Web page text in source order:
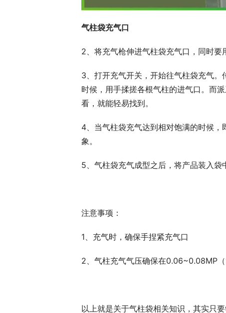
气柱袋充气口
2、将充气枪伸进气柱袋充气口，同时要
3、打开充气开关，开始往气柱袋充气
时候，用手揉搓各根气柱的进气口。而
看，就能轻易找到。
4、当气柱袋充气达到相对饱满的时候
象。
5、气柱袋充气成型之后，将产品装入袋
注意事项：
1、充气时，确保手捏紧充气口
2、气柱充气气压确保在0.06~0.08MP（
以上就是关于气柱袋相关知识，其实只